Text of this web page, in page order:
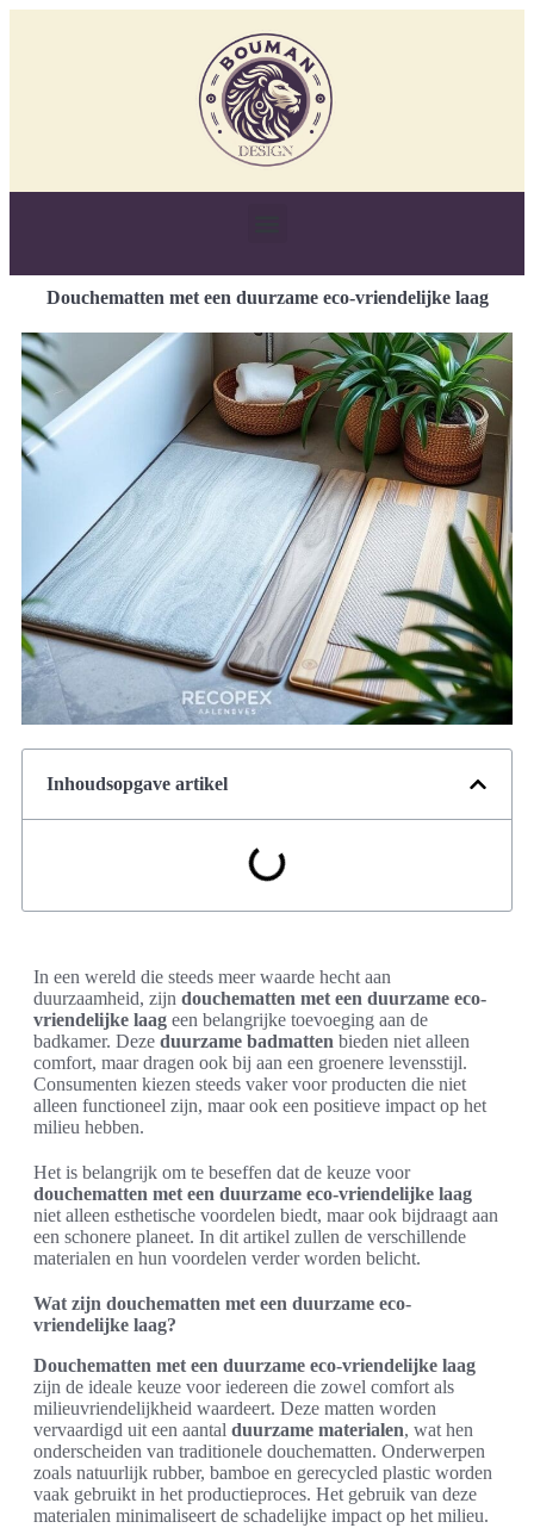
Douchematten met een duurzame eco-vriendelijke laag
Inhoudsopgave artikel
In een wereld die steeds meer waarde hecht aan
duurzaamheid, zijn douchematten met een duurzame eco-
vriendelijke laag een belangrijke toevoeging aan de
badkamer. Deze duurzame badmatten bieden niet alleen
comfort, maar dragen ook bij aan een groenere levensstijl.
Consumenten kiezen steeds vaker voor producten die niet
alleen functioneel zijn, maar ook een positieve impact op het
milieu hebben.
Het is belangrijk om te beseffen dat de keuze voor
douchematten met een duurzame eco-vriendelijke laag
niet alleen esthetische voordelen biedt, maar ook bijdraagt aan
een schonere planeet. In dit artikel zullen de verschillende
materialen en hun voordelen verder worden belicht.
Wat zijn douchematten met een duurzame eco-
vriendelijke laag?
Douchematten met een duurzame eco-vriendelijke laag
zijn de ideale keuze voor iedereen die zowel comfort als
milieuvriendelijkheid waardeert. Deze matten worden
vervaardigd uit een aantal duurzame materialen, wat hen
onderscheiden van traditionele douchematten. Onderwerpen
zoals natuurlijk rubber, bamboe en gerecycled plastic worden
vaak gebruikt in het productieproces. Het gebruik van deze
materialen minimaliseert de schadelijke impact op het milieu.